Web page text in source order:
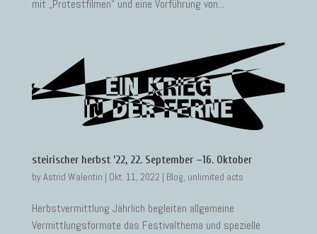
mit „Protestfilmen“ und eine Vorführung von...
steirischer herbst ’22, 22. September –16. Oktober
byAstrid Walentin | Okt. 11, 2022 | Blog, unlimited acts
Herbstvermittlung Jährlich begleiten allgemeine
Vermittlungsformate das Festivalthema und spezielle